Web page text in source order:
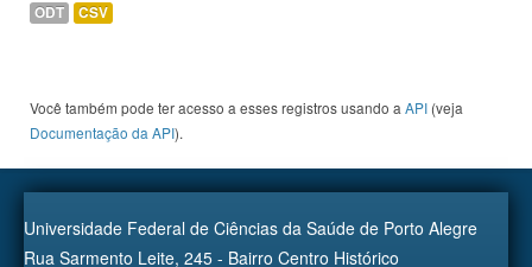
ODT CSV
Você também pode ter acesso a esses registros usando a API (veja
Documentação da API).
Universidade Federal de Ciências da Saúde de Porto Alegre
Rua Sarmento Leite, 245 - Bairro Centro Histórico